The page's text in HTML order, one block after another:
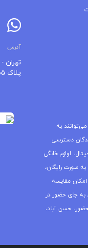
آدرس
تهران
پلاک 55 - واحد 9
به
دسترسی
لوازم خانگی
صورت رایگان،
مقایسه
به جای حضور در
حضور، حسن آباد،